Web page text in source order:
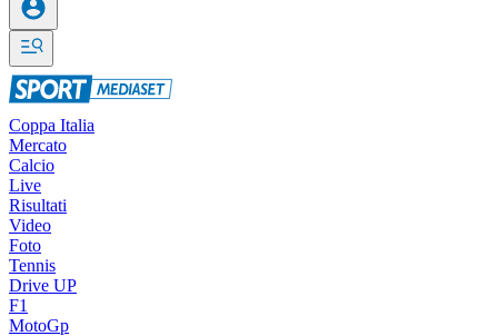
Coppa Italia
Mercato
Calcio
Live
Risultati
Video
Foto
Tennis
Drive UP
F1
MotoGp